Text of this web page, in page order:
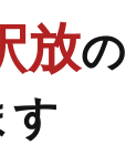
放の
す